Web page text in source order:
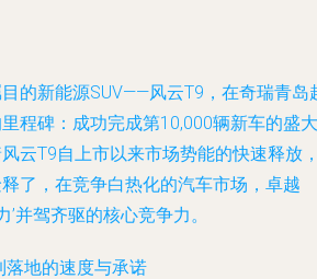
的新能源SUV——风云T9，在奇瑞青岛
程碑：成功完成第10,000辆新车的盛大
云T9自上市以来市场势能的快速释放
了，在竞争白热化的汽车市场，卓越
’并驾齐驱的核心竞争力。
落地的速度与承诺